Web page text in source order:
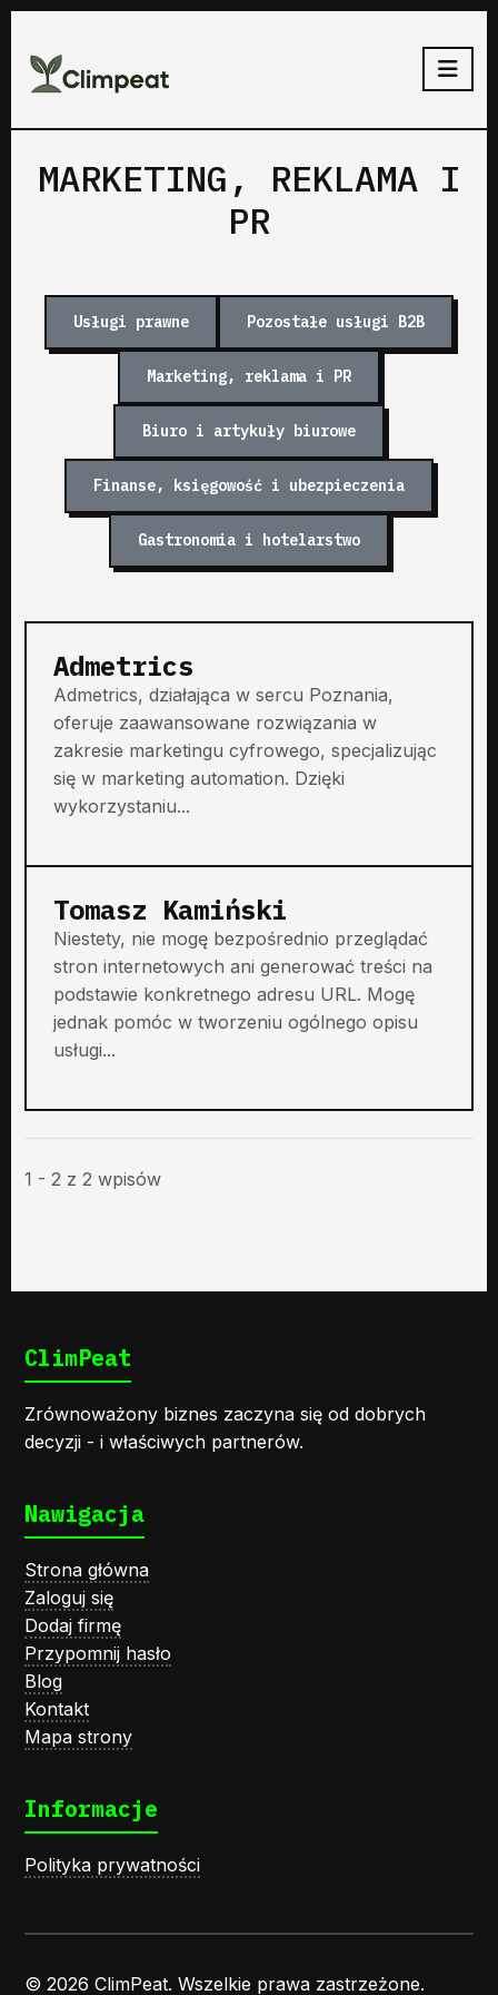
MARKETING, REKLAMA I
PR
Usługi prawne Pozostałe usługi B2B
Marketing, reklama i PR
Biuro i artykuły biurowe
Finanse, księgowość i ubezpieczenia
Gastronomia i hotelarstwo
Admetrics
Admetrics, działająca w sercu Poznania,
oferuje zaawansowane rozwiązania w
zakresie marketingu cyfrowego, specjalizując
się w marketing automation. Dzięki
wykorzystaniu...
Tomasz Kamiński
Niestety, nie mogę bezpośrednio przeglądać
stron internetowych ani generować treści na
podstawie konkretnego adresu URL. Mogę
jednak pomóc w tworzeniu ogólnego opisu
usługi...
1 - 2 z 2 wpisów
ClimPeat
Zrównoważony biznes zaczyna się od dobrych
decyzji - i właściwych partnerów.
Nawigacja
Strona główna
Zaloguj się
Dodaj firmę
Przypomnij hasło
Blog
Kontakt
Mapa strony
Informacje
Polityka prywatności
© 2026 ClimPeat. Wszelkie prawa zastrzeżone.